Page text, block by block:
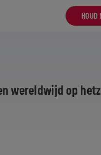
HOUD
wereldwijd op